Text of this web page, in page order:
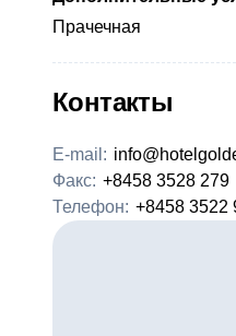
Прачечная
Контакты
E-mail:
Факс: +8458 3528 279
Телефон: +8458 3522